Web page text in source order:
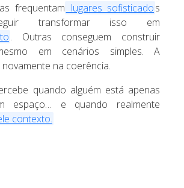
frequentam lugares sofisticados
transformar isso em
. Outras conseguem construir
em cenários simples. A
na coerência.
quando alguém está apenas
espaço… e quando realmente
contexto.